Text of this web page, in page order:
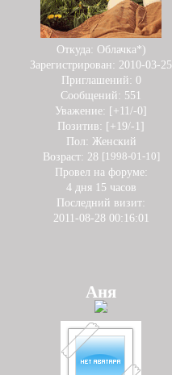
Откуда: Облачка*)
Зарегистрирован: 2010-03-25
Приглашений: 0
Сообщений: 551
Уважение: [+11/-0]
Позитив: [+19/-1]
Пол: Женский
Возраст: 28 [1998-01-10]
Провел на форуме:
4 дня 15 часов
Последний визит:
2011-08-28 00:16:01
Аня